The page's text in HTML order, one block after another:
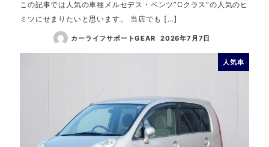
この記事では人気の車種メルセデス・ベンツ”Cクラス”の人気のヒ
ミツにせまりたいと思います。 当店でも […]
カーライフサポートGEAR 2026年7月7日
人気車